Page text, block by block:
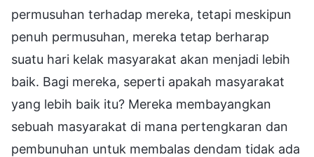
permusuhan terhadap mereka, tetapi meskipun
penuh permusuhan, mereka tetap berharap
suatu hari kelak masyarakat akan menjadi lebih
baik. Bagi mereka, seperti apakah masyarakat
yang lebih baik itu? Mereka membayangkan
sebuah masyarakat di mana pertengkaran dan
pembunuhan untuk membalas dendam tidak ada